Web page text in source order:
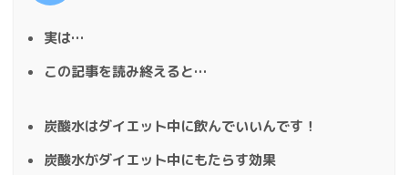
実は…
この記事を読み終えると…
炭酸水はダイエット中に飲んでいいんです！
炭酸水がダイエット中にもたらす効果